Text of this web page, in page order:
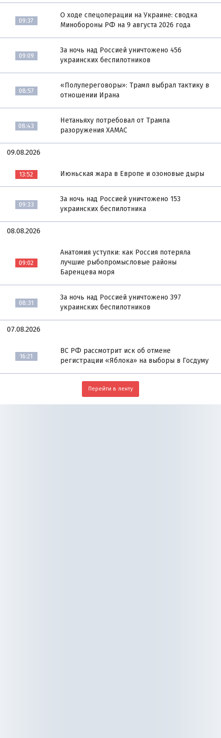
09:37
О ходе спецоперации на Украине: сводка
Минобороны РФ на 9 августа 2026 года
09:09
За ночь над Россией уничтожено 456
украинских беспилотников
08:57
«Полупереговоры»: Трамп выбрал тактику в
отношении Ирана
08:43
Нетаньяху потребовал от Трампа
разоружения ХАМАС
09.08.2026
13:52 Июньская жара в Европе и озоновые дыры
09:33
За ночь над Россией уничтожено 153
украинских беспилотника
08.08.2026
09:02
Анатомия уступки: как Россия потеряла
лучшие рыбопромысловые районы
Баренцева моря
08:31
За ночь над Россией уничтожено 397
украинских беспилотников
07.08.2026
16:21
ВС РФ рассмотрит иск об отмене
регистрации «Яблока» на выборы в Госдуму
Перейти в ленту